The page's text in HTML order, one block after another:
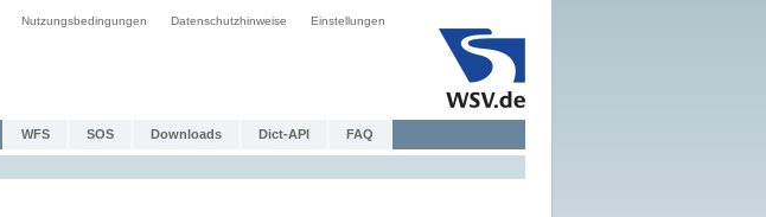
Nutzungsbedingungen Datenschutzhinweise Einstellungen
WFS SOS Downloads Dict-API FAQ